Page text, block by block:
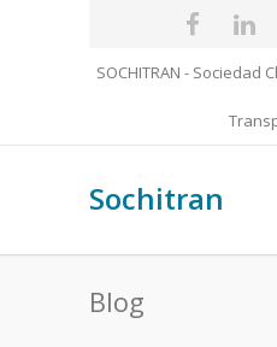
SOCHITRAN - Sociedad
Sochitran
Blog